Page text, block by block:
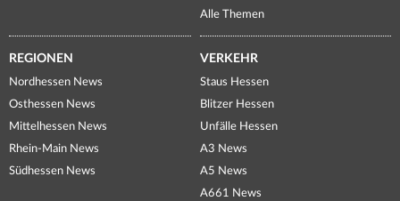
Alle Themen
REGIONEN
Nordhessen News
Osthessen News
Mittelhessen News
Rhein-Main News
Südhessen News
VERKEHR
Staus Hessen
Blitzer Hessen
Unfälle Hessen
A3 News
A5 News
A661 News